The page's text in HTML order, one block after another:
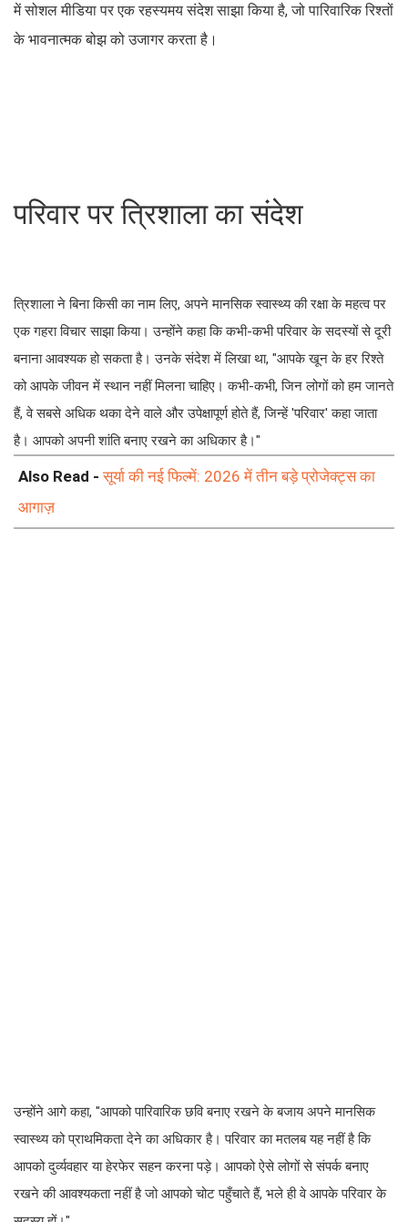
में सोशल मीडिया पर एक रहस्यमय संदेश साझा किया है, जो पारिवारिक रिश्तों
के भावनात्मक बोझ को उजागर करता है।
परिवार पर त्रिशाला का संदेश
त्रिशाला ने बिना किसी का नाम लिए, अपने मानसिक स्वास्थ्य की रक्षा के महत्व पर
एक गहरा विचार साझा किया। उन्होंने कहा कि कभी-कभी परिवार के सदस्यों से दूरी
बनाना आवश्यक हो सकता है। उनके संदेश में लिखा था, "आपके खून के हर रिश्ते
को आपके जीवन में स्थान नहीं मिलना चाहिए। कभी-कभी, जिन लोगों को हम जानते
हैं, वे सबसे अधिक थका देने वाले और उपेक्षापूर्ण होते हैं, जिन्हें 'परिवार' कहा जाता
है। आपको अपनी शांति बनाए रखने का अधिकार है।"
Also Read -सूर्या की नई फिल्में: 2026 में तीन बड़े प्रोजेक्ट्स का
आगाज़
उन्होंने आगे कहा, "आपको पारिवारिक छवि बनाए रखने के बजाय अपने मानसिक
स्वास्थ्य को प्राथमिकता देने का अधिकार है। परिवार का मतलब यह नहीं है कि
आपको दुर्व्यवहार या हेरफेर सहन करना पड़े। आपको ऐसे लोगों से संपर्क बनाए
रखने की आवश्यकता नहीं है जो आपको चोट पहुँचाते हैं, भले ही वे आपके परिवार के